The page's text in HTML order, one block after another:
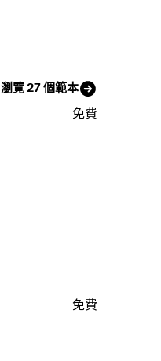
瀏覽 27 個範本
免費
免費